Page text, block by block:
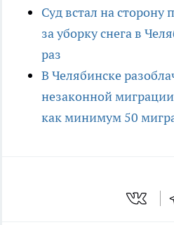
Суд встал на
за уборку снега в
раз
В Челябинске
незаконной
как минимум 50